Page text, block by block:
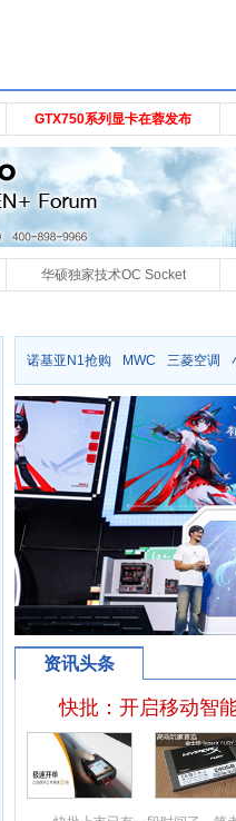
GTX750系列显卡在蓉发布
华硕独家技术OC Socket
诺基亚N1抢购 MWC 三菱空调
资讯头条
快批：开启移动智